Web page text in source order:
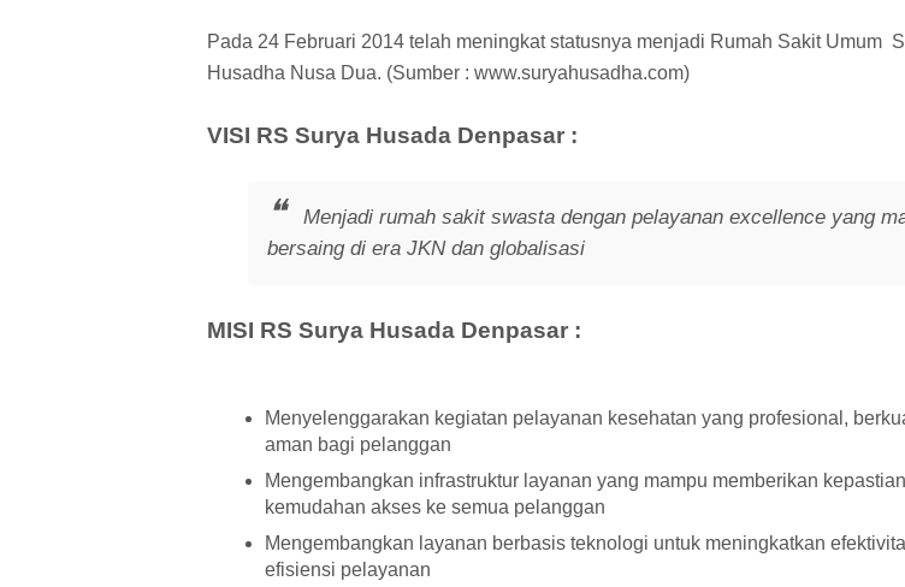
Pada 24 Februari 2014 telah meningkat statusnya menjadi Rumah Sakit Umum
Husadha Nusa Dua. (Sumber : www.suryahusadha.com)
VISI RS Surya Husada Denpasar :
Menjadi rumah sakit swasta dengan pelayanan excellence yang
bersaing di era JKN dan globalisasi
MISI RS Surya Husada Denpasar :
Menyelenggarakan kegiatan pelayanan kesehatan yang profesional,
aman bagi pelanggan
Mengembangkan infrastruktur layanan yang mampu memberikan
kemudahan akses ke semua pelanggan
Mengembangkan layanan berbasis teknologi untuk meningkatkan
efisiensi pelayanan